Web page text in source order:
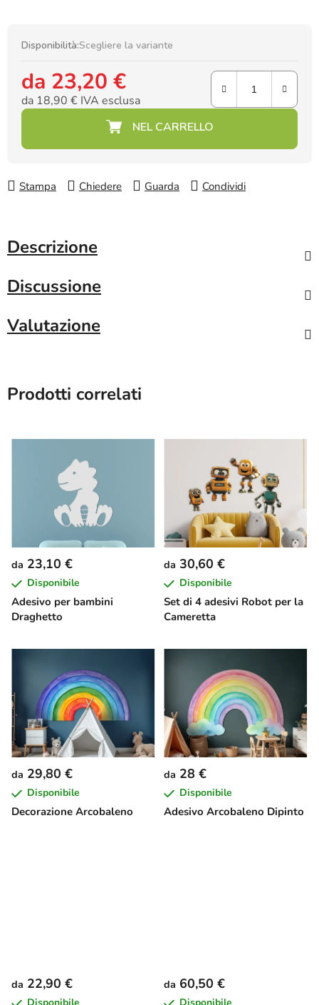
Disponibilità:Scegliere la variante
da 23,20 €
da 18,90 € IVA esclusa
Prezzo della misura:
Stampa Chiedere Guarda Condividi
Descrizione
Discussione
Valutazione
Prodotti correlati
Adesivo per bambini
Draghetto
da 23,10 €
Disponibile
Set di 4 adesivi Robot per la
Cameretta
da 30,60 €
Disponibile
Decorazione Arcobaleno
da 29,80 €
Disponibile
Adesivo Arcobaleno Dipinto
da 28 €
Disponibile
da 22,90 € da 60,50 €